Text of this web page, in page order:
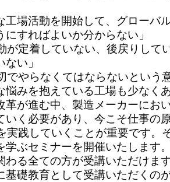
工場活動を開始して、グローバ
にすればよいか分からない」
が定着していない、後戻りして
い」
でやらなくてはならないという
悩みを抱えている工場も少なく
革が進む中、製造メーカーにお
いく必要があり、今こそ仕事の
実践していくことが重要です。
学ぶセミナーを開催いたします
わる全ての方が受講いただけま
基礎教育として受講いただくの